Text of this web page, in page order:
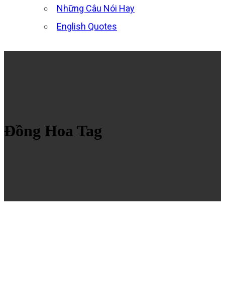
Những Câu Nói Hay
English Quotes
Đồng Hoa Tag